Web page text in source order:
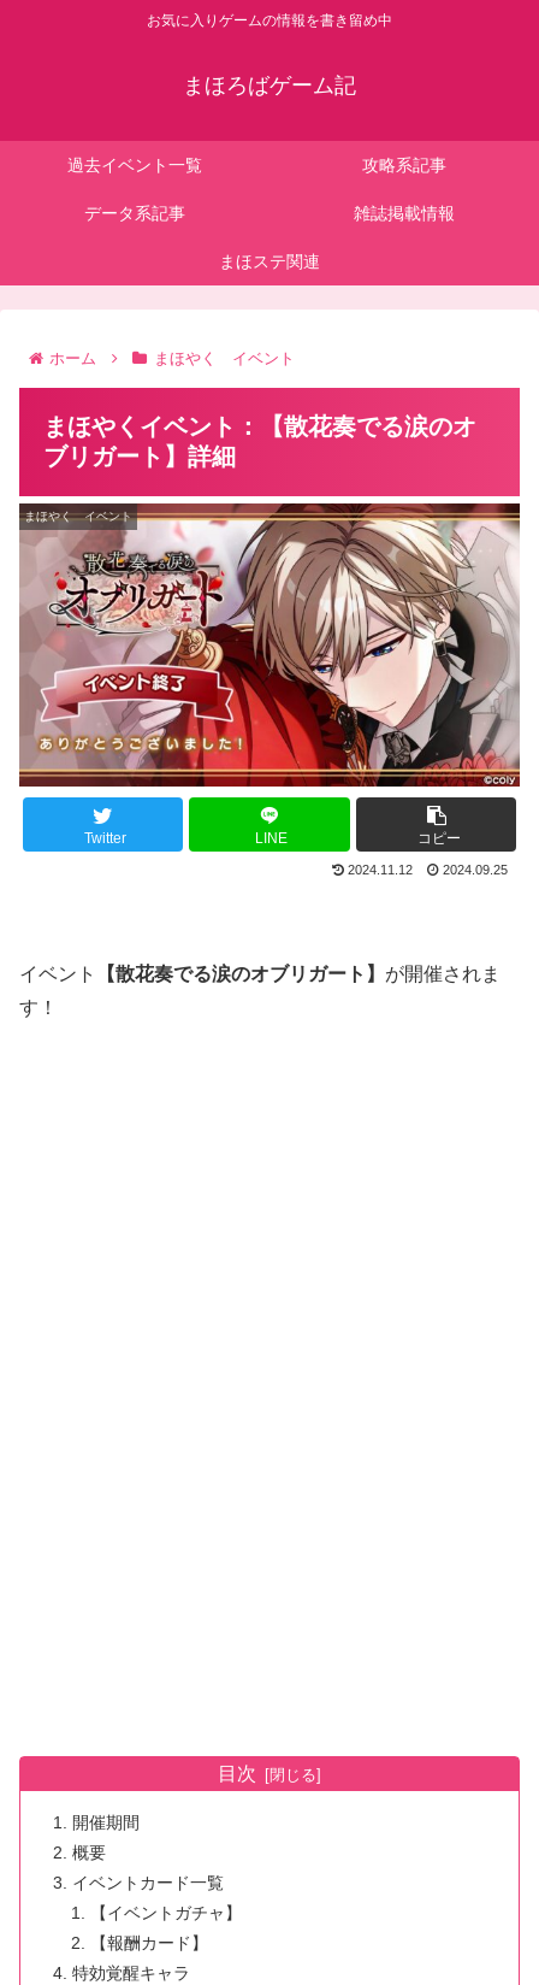
お気に入りゲームの情報を書き留め中
まほろばゲーム記
過去イベント一覧 攻略系記事
データ系記事 雑誌掲載情報
まほステ関連
ホーム まほやく イベント
まほやくイベント：【散花奏でる涙のオ
ブリガート】詳細
まほやく イベント
Twitter LINE コピー
2024.11.12 2024.09.25
イベント 【散花奏でる涙のオブリガート】 が開催されま
す！
目次
開催期間
概要
イベントカード一覧
【イベントガチャ】
【報酬カード】
特効覚醒キャラ